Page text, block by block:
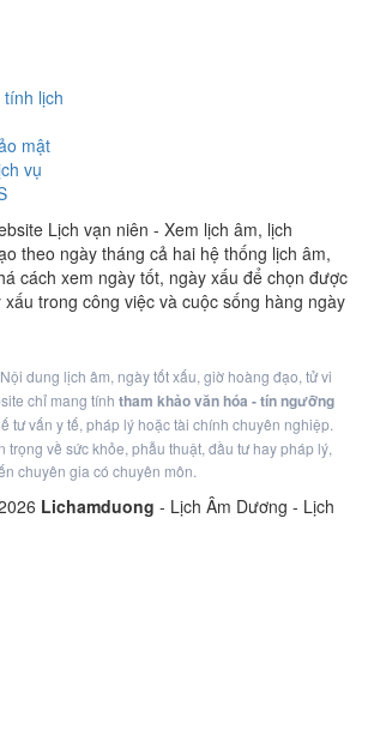
lịch
mật
vụ
Lịch vạn niên - Xem lịch âm, lịch
theo ngày tháng cả hai hệ thống lịch âm,
cách xem ngày tốt, ngày xấu để chọn được
trong công việc và cuộc sống hàng ngày
Nội dung lịch âm, ngày tốt xấu, giờ hoàng đạo, tử vi
chỉ mang tính tham khảo văn hóa - tín ngưỡng
tư vấn y tế, pháp lý hoặc tài chính chuyên nghiệp.
trọng về sức khỏe, phẫu thuật, đầu tư hay pháp lý,
chuyên gia có chuyên môn.
Lichamduong - Lịch Âm Dương - Lịch